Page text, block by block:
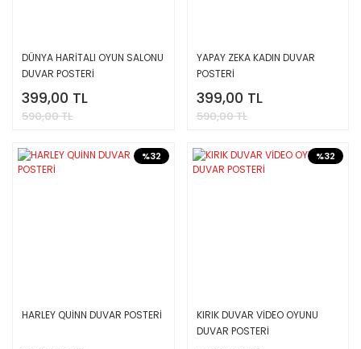
DÜNYA HARİTALI OYUN SALONU
DUVAR POSTERİ
399,00 TL
590,00 TL
YAPAY ZEKA KADIN DUVAR
POSTERİ
399,00 TL
590,00 TL
%32
HARLEY QUİNN DUVAR POSTERİ
%32
KIRIK DUVAR VİDEO OYUNU
DUVAR POSTERİ